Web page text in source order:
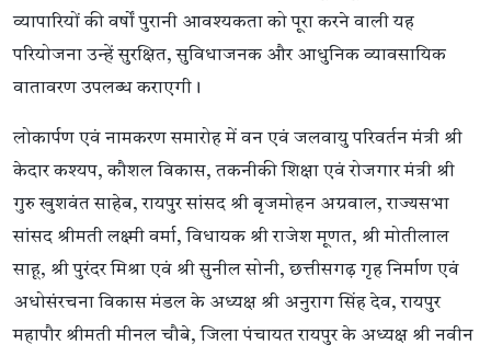
व्यापारियों की वर्षों पुरानी आवश्यकता को पूरा करने वाली यह
परियोजना उन्हें सुरक्षित, सुविधाजनक और आधुनिक व्यावसायिक
वातावरण उपलब्ध कराएगी।
लोकार्पण एवं नामकरण समारोह में वन एवं जलवायु परिवर्तन मंत्री श्री
केदार कश्यप, कौशल विकास, तकनीकी शिक्षा एवं रोजगार मंत्री श्री
गुरु खुशवंत साहेब, रायपुर सांसद श्री बृजमोहन अग्रवाल, राज्यसभा
सांसद श्रीमती लक्ष्मी वर्मा, विधायक श्री राजेश मूणत, श्री मोतीलाल
साहू, श्री पुरंदर मिश्रा एवं श्री सुनील सोनी, छत्तीसगढ़ गृह निर्माण एवं
अधोसंरचना विकास मंडल के अध्यक्ष श्री अनुराग सिंह देव, रायपुर
महापौर श्रीमती मीनल चौबे, जिला पंचायत रायपुर के अध्यक्ष श्री नवीन